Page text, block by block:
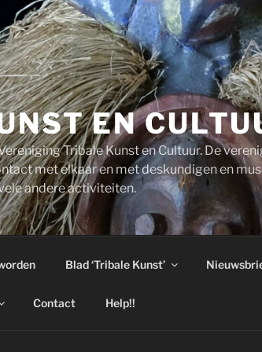
EN
Tribale Kunst en Cultuur. De
met elkaar en met deskundigen en
andere activiteiten.
Blad ‘Tribale Kunst’
Contact Help!!